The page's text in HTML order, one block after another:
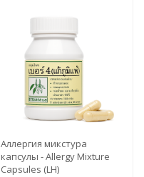
​Аллергия микстура
капсулы - Allergy Mixture
Capsules (LH)